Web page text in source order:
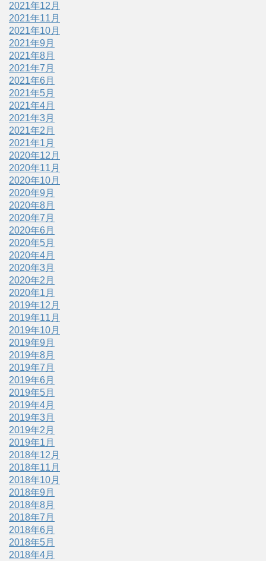
2021年12月
2021年11月
2021年10月
2021年9月
2021年8月
2021年7月
2021年6月
2021年5月
2021年4月
2021年3月
2021年2月
2021年1月
2020年12月
2020年11月
2020年10月
2020年9月
2020年8月
2020年7月
2020年6月
2020年5月
2020年4月
2020年3月
2020年2月
2020年1月
2019年12月
2019年11月
2019年10月
2019年9月
2019年8月
2019年7月
2019年6月
2019年5月
2019年4月
2019年3月
2019年2月
2019年1月
2018年12月
2018年11月
2018年10月
2018年9月
2018年8月
2018年7月
2018年6月
2018年5月
2018年4月